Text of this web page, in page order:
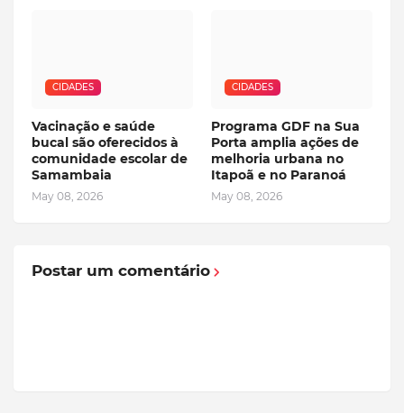
CIDADES
Vacinação e saúde
bucal são oferecidos à
comunidade escolar de
Samambaia
May 08, 2026
CIDADES
Programa GDF na Sua
Porta amplia ações de
melhoria urbana no
Itapoã e no Paranoá
May 08, 2026
Postar um comentário